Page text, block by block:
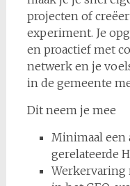
projecten of
experiment. Je
en proactief met
netwerk en je
in de gemeente
Dit neem je mee
Minimaal een
gerelateerde
Werkervaring